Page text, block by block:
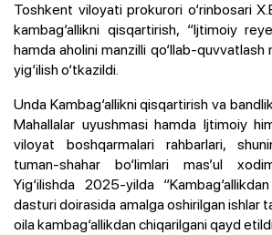
Toshkent viloyati prokurori o‘rinbosari
kambag‘allikni qisqartirish, “Ijtimoiy
hamda aholini manzilli qo‘llab-quvvatlash
yig‘ilish o‘tkazildi.
Unda Kambag‘allikni qisqartirish va
Mahallalar uyushmasi hamda Ijtimoiy
viloyat boshqarmalari rahbarlari,
tuman-shahar bo‘limlari mas’ul
Yig‘ilishda 2025-yilda
dasturi doirasida amalga oshirilgan ishlar
oila kambag‘allikdan chiqarilgani qayd